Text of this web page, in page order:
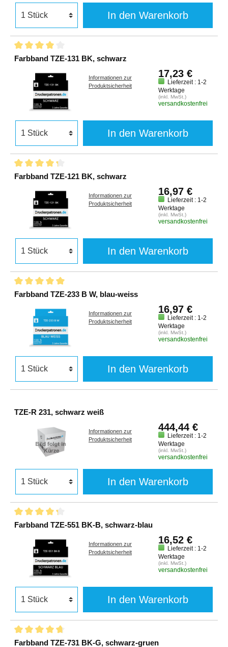
In den Warenkorb
Farbband TZE-131 BK, schwarz
Informationen zur
Produktsicherheit
17,23 €
Lieferzeit : 1-2
Werktage
(inkl. MwSt.)
versandkostenfrei
In den Warenkorb
Farbband TZE-121 BK, schwarz
Informationen zur
Produktsicherheit
16,97 €
Lieferzeit : 1-2
Werktage
(inkl. MwSt.)
versandkostenfrei
In den Warenkorb
Farbband TZE-233 B W, blau-weiss
Informationen zur
Produktsicherheit
16,97 €
Lieferzeit : 1-2
Werktage
(inkl. MwSt.)
versandkostenfrei
In den Warenkorb
TZE-R 231, schwarz weiß
Informationen zur
Produktsicherheit
444,44 €
Lieferzeit : 1-2
Werktage
(inkl. MwSt.)
versandkostenfrei
In den Warenkorb
Farbband TZE-551 BK-B, schwarz-blau
Informationen zur
Produktsicherheit
16,52 €
Lieferzeit : 1-2
Werktage
(inkl. MwSt.)
versandkostenfrei
In den Warenkorb
Farbband TZE-731 BK-G, schwarz-gruen